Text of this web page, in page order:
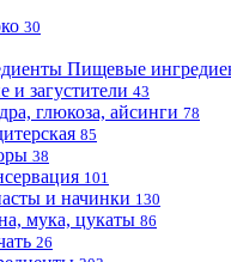
30
Пищевые
загустители 43
глюкоза, айсинги 78
85
38
101
и начинки 130
мука, цукаты 86
26